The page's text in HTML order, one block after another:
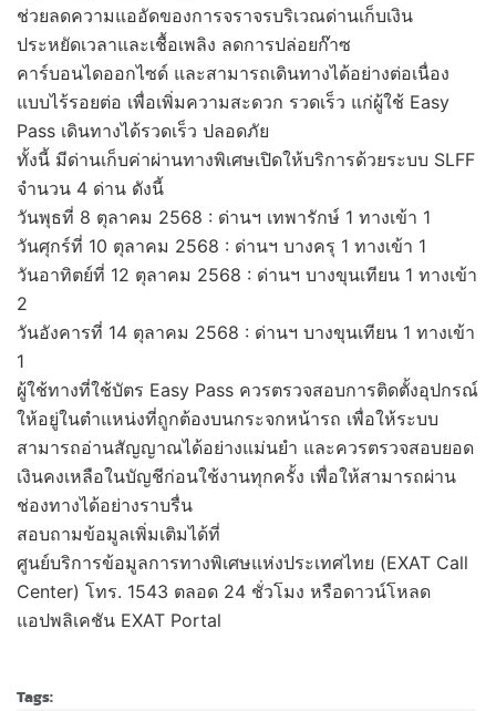
ช่วยลดความแออัดของการจราจรบริเวณด่านเก็บเงิน
ประหยัดเวลาและเชื้อเพลิง ลดการปล่อยก๊าซ
คาร์บอนไดออกไซด์ และสามารถเดินทางได้อย่างต่อเนื่อง
แบบไร้รอยต่อ เพื่อเพิ่มความสะดวก รวดเร็ว แก่ผู้ใช้ Easy
Pass เดินทางได้รวดเร็ว ปลอดภัย
ทั้งนี้ มีด่านเก็บค่าผ่านทางพิเศษเปิดให้บริการด้วยระบบ SLFF
จำนวน 4 ด่าน ดังนี้
วันพุธที่ 8 ตุลาคม 2568 : ด่านฯ เทพารักษ์ 1 ทางเข้า 1
วันศุกร์ที่ 10 ตุลาคม 2568 : ด่านฯ บางครุ 1 ทางเข้า 1
วันอาทิตย์ที่ 12 ตุลาคม 2568 : ด่านฯ บางขุนเทียน 1 ทางเข้า
2
วันอังคารที่ 14 ตุลาคม 2568 : ด่านฯ บางขุนเทียน 1 ทางเข้า
1
ผู้ใช้ทางที่ใช้บัตร Easy Pass ควรตรวจสอบการติดตั้งอุปกรณ์
ให้อยู่ในตำแหน่งที่ถูกต้องบนกระจกหน้ารถ เพื่อให้ระบบ
สามารถอ่านสัญญาณได้อย่างแม่นยำ และควรตรวจสอบยอด
เงินคงเหลือในบัญชีก่อนใช้งานทุกครั้ง เพื่อให้สามารถผ่าน
ช่องทางได้อย่างราบรื่น
สอบถามข้อมูลเพิ่มเติมได้ที่
ศูนย์บริการข้อมูลการทางพิเศษแห่งประเทศไทย (EXAT Call
Center) โทร. 1543 ตลอด 24 ชั่วโมง หรือดาวน์โหลด
แอปพลิเคชัน EXAT Portal
Tags: